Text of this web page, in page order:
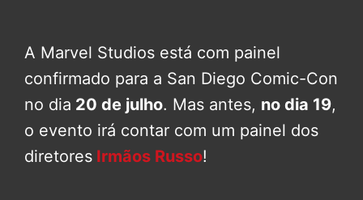
A Marvel Studios está com painel
confirmado para a San Diego Comic-Con
no dia 20 de julho. Mas antes, no dia 19,
o evento irá contar com um painel dos
diretores Irmãos Russo!